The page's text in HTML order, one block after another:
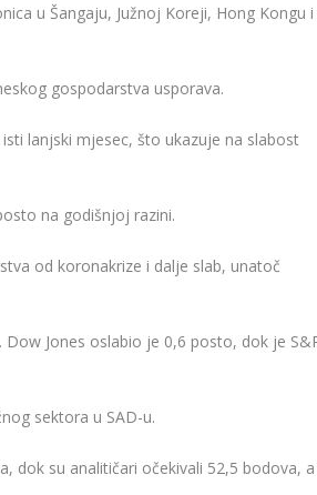
u Šangaju, Južnoj Koreji, Hong Kongu i
gospodarstva usporava.
lanjski mjesec, što ukazuje na slabost
na godišnjoj razini.
od koronakrize i dalje slab, unatoč
Jones oslabio je 0,6 posto, dok je
sektora u SAD-u.
dok su analitičari očekivali 52,5 bodova, a